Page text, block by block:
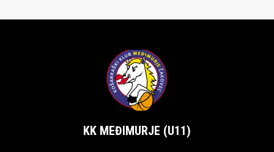
KK MEĐIMURJE (U11)